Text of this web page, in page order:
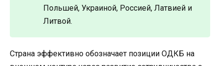
Польшей, Украиной, Россией, Латвией и
Литвой.
Страна эффективно обозначает позиции ОДКБ на